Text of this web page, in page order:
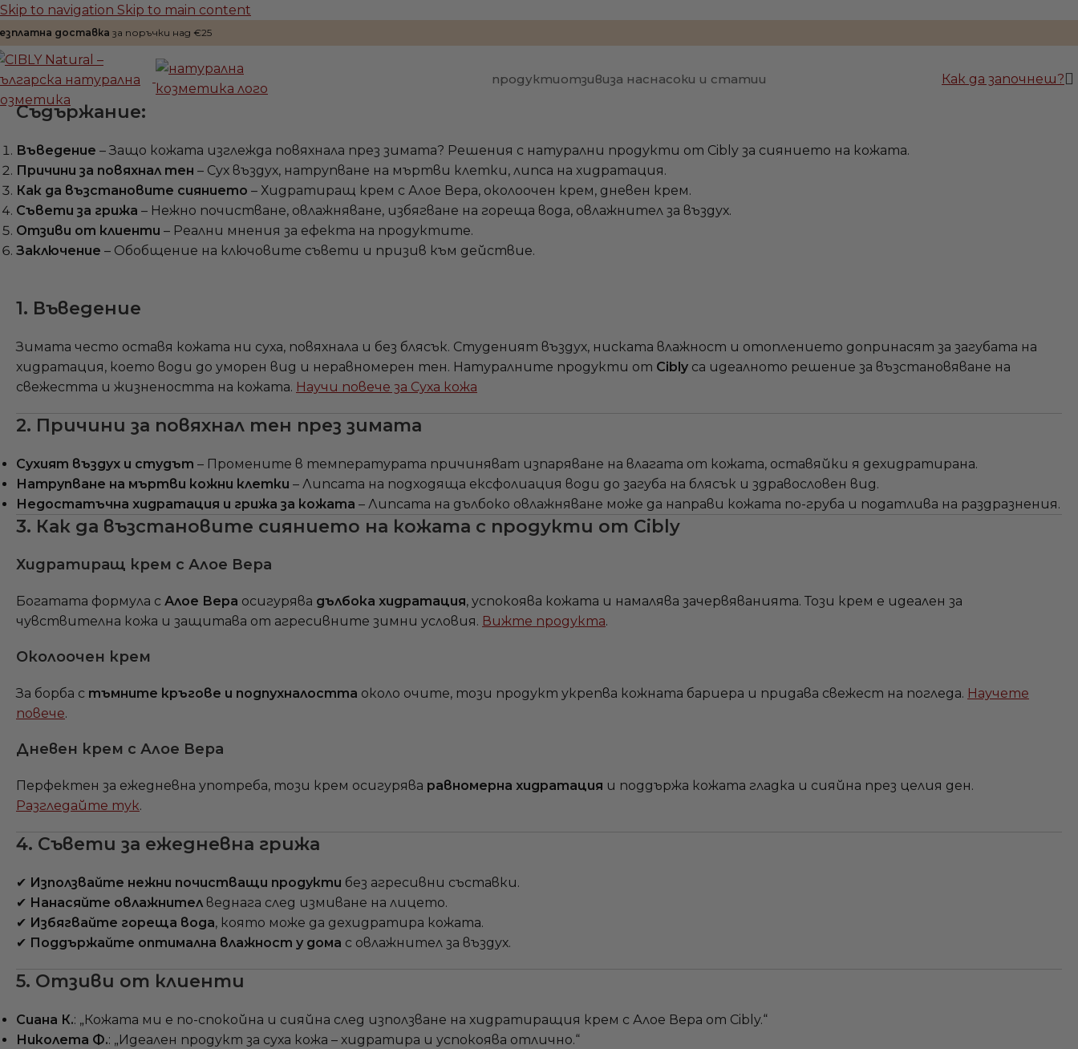
Skip to navigation Skip to main content
доставка за поръчки над €25
продуктиотзивиза наснасоки и статии Как да започнеш?
Съдържание:
Въведение – Защо кожата изглежда повяхнала през зимата? Решения с натурални продукти от Cibly за сиянието на кожата.
Причини за повяхнал тен – Сух въздух, натрупване на мъртви клетки, липса на хидратация.
Как да възстановите сиянието – Хидратиращ крем с Алое Вера, околоочен крем, дневен крем.
Съвети за грижа – Нежно почистване, овлажняване, избягване на гореща вода, овлажнител за въздух.
Отзиви от клиенти – Реални мнения за ефекта на продуктите.
Заключение – Обобщение на ключовите съвети и призив към действие.
1. Въведение
Зимата често оставя кожата ни суха, повяхнала и без блясък. Студеният въздух, ниската влажност и отоплението допринасят за загубата на
хидратация, което води до уморен вид и неравномерен тен. Натуралните продукти от Cibly са идеалното решение за възстановяване на
свежестта и жизнеността на кожата. Научи повече за Суха кожа
2. Причини за повяхнал тен през зимата
Сухият въздух и студът – Промените в температурата причиняват изпаряване на влагата от кожата, оставяйки я дехидратирана.
Натрупване на мъртви кожни клетки – Липсата на подходяща ексфолиация води до загуба на блясък и здравословен вид.
Недостатъчна хидратация и грижа за кожата – Липсата на дълбоко овлажняване може да направи кожата по-груба и податлива на раздразнения.
3. Как да възстановите сиянието на кожата с продукти от Cibly
Хидратиращ крем с Алое Вера
Богатата формула с Алое Вера осигурява дълбока хидратация, успокоява кожата и намалява зачервяванията. Този крем е идеален за
чувствителна кожа и защитава от агресивните зимни условия. Вижте продукта.
Околоочен крем
За борба с тъмните кръгове и подпухналостта около очите, този продукт укрепва кожната бариера и придава свежест на погледа. Научете
повече.
Дневен крем с Алое Вера
Перфектен за ежедневна употреба, този крем осигурява равномерна хидратация и поддържа кожата гладка и сияйна през целия ден.
Разгледайте тук.
4. Съвети за ежедневна грижа
✔ Използвайте нежни почистващи продукти без агресивни съставки.
✔ Нанасяйте овлажнител веднага след измиване на лицето.
✔ Избягвайте гореща вода, която може да дехидратира кожата.
✔ Поддържайте оптимална влажност у дома с овлажнител за въздух.
5. Отзиви от клиенти
Сиана К.: „Кожата ми е по-спокойна и сияйна след използване на хидратиращия крем с Алое Вера от Cibly.“
Николета Ф.: „Идеален продукт за суха кожа – хидратира и успокоява отлично.“